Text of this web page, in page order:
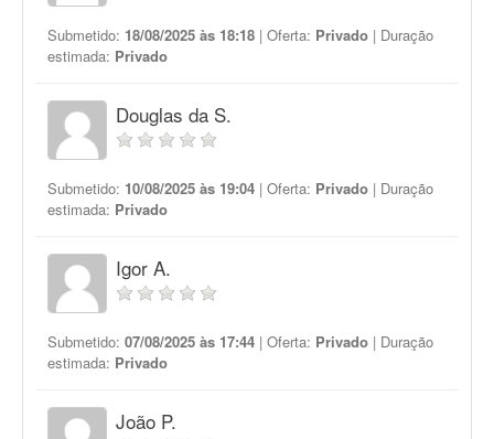
Submetido: 18/08/2025 às 18:18 | Oferta: Privado | Duração
estimada: Privado
Douglas da S.
Submetido: 10/08/2025 às 19:04 | Oferta: Privado | Duração
estimada: Privado
Igor A.
Submetido: 07/08/2025 às 17:44 | Oferta: Privado | Duração
estimada: Privado
João P.